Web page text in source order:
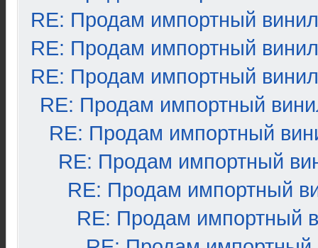
RE: Продам импортный винил
RE: Продам импортный винил
RE: Продам импортный винил
RE: Продам импортный
RE: Продам импортный
RE: Продам импортный
RE: Продам импортный
RE: Продам импортный